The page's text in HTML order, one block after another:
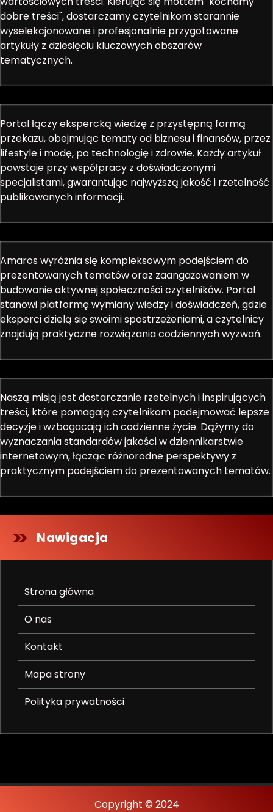
dobre treści", dostarczamy czytelnikom starannie
wyselekcjonowane i profesjonalnie przygotowane
artykuły z dziesięciu kluczowych obszarów
tematycznych.
Portal łączy ekspercką wiedzę z przystępną formą
przekazu, obejmując tematy od biznesu i finansów, przez
lifestyle i modę, po technologię i zdrowie. Każdy artykuł
powstaje przy współpracy z doświadczonymi
specjalistami, gwarantując najwyższą jakość i rzetelność
publikowanych informacji.
Amaros wyróżnia się kompleksowym podejściem do
prezentowanych tematów oraz zaangażowaniem w
budowanie aktywnej społeczności czytelników. Portal
stanowi platformę wymiany wiedzy i doświadczeń, gdzie
eksperci dzielą się swoimi spostrzeżeniami, a czytelnicy
znajdują praktyczne rozwiązania codziennych wyzwań.
Naszą misją jest dostarczanie rzetelnych i inspirujących
treści, które pomagają czytelnikom podejmować lepsze
decyzje i wzbogacają ich codzienne życie. Dążymy do
wyznaczania standardów jakości w dziennikarstwie
internetowym, łącząc różnorodne perspektywy z
praktycznym podejściem do prezentowanych tematów.
Nawigacja
Strona główna
O nas
Kontakt
Mapa strony
Polityka prywatności
Copyright © 2024